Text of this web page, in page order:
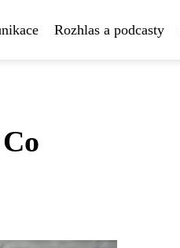
Rozhlas a podcasty